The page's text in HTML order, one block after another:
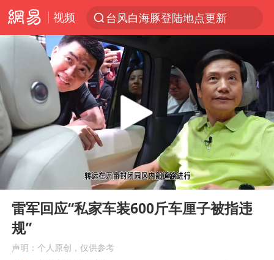
视频
台风白海豚登陆地点更新
以“新”破局 首发经济点亮城市消费活力
台风白海豚进入48小时警戒线
佛得角门将亮相智利俱乐部主场
宇树科技发行价格150.80元/股
看守所辅警收受10万获刑1年
宇树科技王兴兴身家有望超200亿元
五粮液渠道价一箱上涨近百元
U17国足1分钟轰2球
Play
00:00 00:35
雷军回应“私家车装600斤车厘子被指违
规”
声明：个人原创，仅供参考